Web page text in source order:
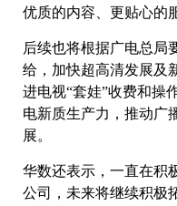
优质的内容、更贴心的
后续也将根据广电总局
给，加快超高清发展及
进电视“套娃”收费和操
电新质生产力，推动广
展。
华数还表示，一直在积
公司，未来将继续积极